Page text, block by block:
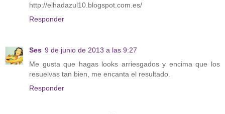
http://elhadazul10.blogspot.com.es/
Responder
Ses 9 de junio de 2013 a las 9:27
Me gusta que hagas looks arriesgados y encima que los
resuelvas tan bien, me encanta el resultado.
Responder